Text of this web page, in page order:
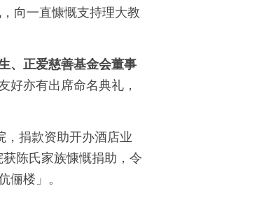
向一直慷慨支持理大教
、正爱慈善基金会董事
好亦有出席命名典礼，
，捐款资助开办酒店业
陈氏家族慷慨捐助，令
楼」。